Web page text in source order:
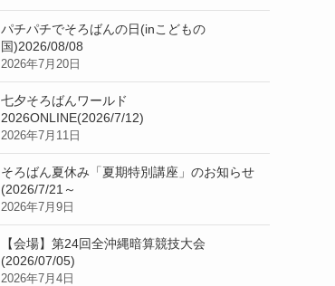
パチパチでそろばんの日(inこどもの
国)2026/08/08
2026年7月20日
七夕そろばんワールド
2026ONLINE(2026/7/12)
2026年7月11日
そろばん夏休み「夏期特別講座」のお知らせ
(2026/7/21～
2026年7月9日
【会場】第24回全沖縄暗算競技大会
(2026/07/05)
2026年7月4日